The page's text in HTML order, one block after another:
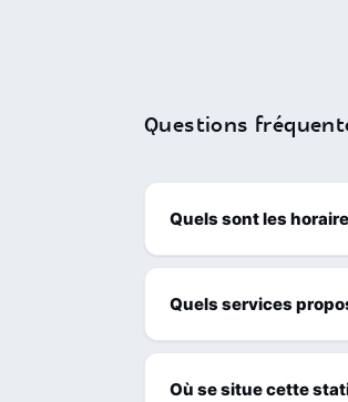
Questions
Quels sont les
Quels services
Où se situe cette